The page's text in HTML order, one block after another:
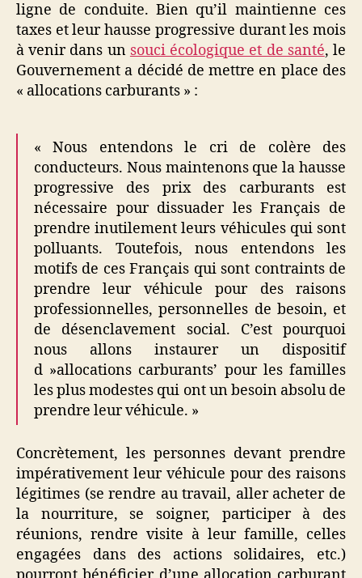
ligne de conduite. Bien qu’il maintienne ces
taxes et leur hausse progressive durant les mois
à venir dans un souci écologique et de santé, le
Gouvernement a décidé de mettre en place des
« allocations carburants » :
« Nous entendons le cri de colère des
conducteurs. Nous maintenons que la hausse
progressive des prix des carburants est
nécessaire pour dissuader les Français de
prendre inutilement leurs véhicules qui sont
polluants. Toutefois, nous entendons les
motifs de ces Français qui sont contraints de
prendre leur véhicule pour des raisons
professionnelles, personnelles de besoin, et
de désenclavement social. C’est pourquoi
nous allons instaurer un dispositif
d »allocations carburants’ pour les familles
les plus modestes qui ont un besoin absolu de
prendre leur véhicule. »
Concrètement, les personnes devant prendre
impérativement leur véhicule pour des raisons
légitimes (se rendre au travail, aller acheter de
la nourriture, se soigner, participer à des
réunions, rendre visite à leur famille, celles
engagées dans des actions solidaires, etc.)